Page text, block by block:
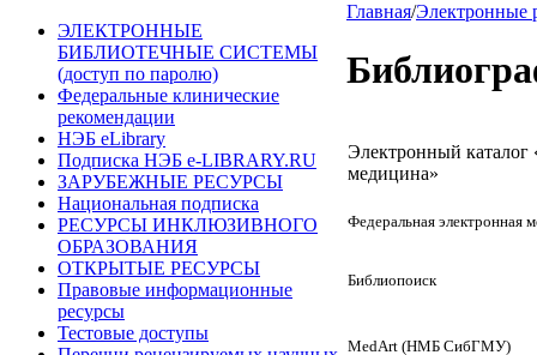
ЭЛЕКТРОННЫЕ
БИБЛИОТЕЧНЫЕ СИСТЕМЫ
(доступ по паролю)
Федеральные клинические
рекомендации
НЭБ eLibrary
Подписка НЭБ e-LIBRARY.RU
ЗАРУБЕЖНЫЕ РЕСУРСЫ
Национальная подписка
РЕСУРСЫ ИНКЛЮЗИВНОГО
ОБРАЗОВАНИЯ
ОТКРЫТЫЕ РЕСУРСЫ
Правовые информационные
ресурсы
Тестовые доступы
Главная/Электронные
Электронный каталог
медицина»
Федеральная электронная
Библиопоиск
MedArt (НМБ СибГМУ)